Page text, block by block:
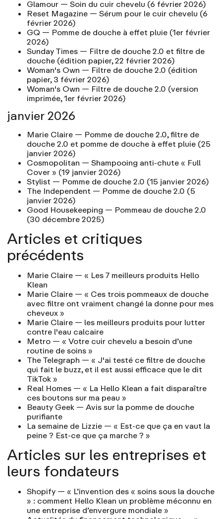
Glamour — Soin du cuir chevelu (6 février 2026)
Reset Magazine — Sérum pour le cuir chevelu (6
février 2026)
GQ — Pomme de douche à effet pluie (1er février
2026)
Sunday Times — Filtre de douche 2.0 et filtre de
douche (édition papier, 22 février 2026)
Woman's Own — Filtre de douche 2.0 (édition
papier, 3 février 2026)
Woman's Own — Filtre de douche 2.0 (version
imprimée, 1er février 2026)
janvier 2026
Marie Claire — Pomme de douche 2.0, filtre de
douche 2.0 et pomme de douche à effet pluie (25
janvier 2026)
Cosmopolitan — Shampooing anti-chute « Full
Cover » (19 janvier 2026)
Stylist — Pomme de douche 2.0 (15 janvier 2026)
The Independent — Pomme de douche 2.0 (5
janvier 2026)
Good Housekeeping — Pommeau de douche 2.0
(30 décembre 2025)
Articles et critiques
précédents
Marie Claire — « Les 7 meilleurs produits Hello
Klean
Marie Claire — « Ces trois pommeaux de douche
avec filtre ont vraiment changé la donne pour mes
cheveux »
Marie Claire — les meilleurs produits pour lutter
contre l'eau calcaire
Metro — « Votre cuir chevelu a besoin d’une
routine de soins »
The Telegraph — « J'ai testé ce filtre de douche
qui fait le buzz, et il est aussi efficace que le dit
TikTok »
Real Homes — « La Hello Klean a fait disparaître
ces boutons sur ma peau »
Beauty Geek — Avis sur la pomme de douche
purifiante
La semaine de Lizzie — « Est-ce que ça en vaut la
peine ? Est-ce que ça marche ? »
Articles sur les entreprises et
leurs fondateurs
Shopify — « L’invention des « soins sous la douche
» : comment Hello Klean un problème méconnu en
une entreprise d’envergure mondiale »